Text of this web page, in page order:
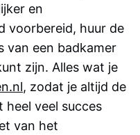
en
voorbereid, huur de
van een badkamer
zijn. Alles wat je
, zodat je altijd de
heel veel succes
van het